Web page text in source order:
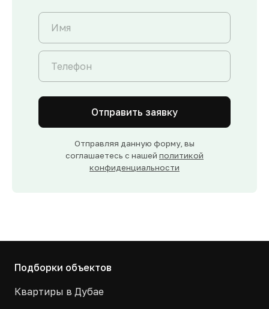
Отправить заявку
Отправляя данную форму, вы
соглашаетесь с нашей политикой
конфиденциальности
Подборки объектов
Квартиры в Дубае